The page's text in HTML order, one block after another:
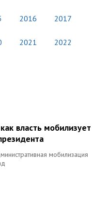
2016 2017
2021 2022
власть мобилизует
мобилизация